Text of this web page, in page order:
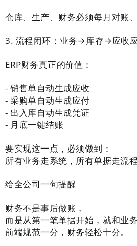
仓库、生产、财务必须每月对账
3. 流程闭环：业务→库存→应收
ERP财务真正的价值：
- 销售单自动生成应收
- 采购单自动生成应付
- 出入库自动生成凭证
- 月底一键结账
要实现这一点，必须做到：
所有业务走系统，所有单据走流
给全公司一句提醒
财务不是事后做账，
而是从第一笔单据开始，就和业务
前端规范一分，财务轻松十分。